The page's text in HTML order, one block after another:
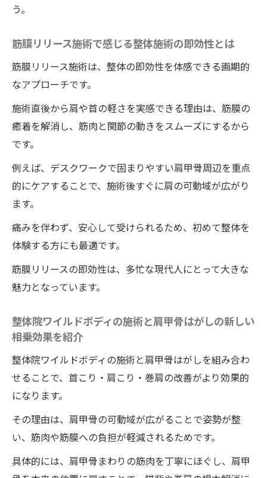
う。
筋膜リリース施術で感じる整体施術の即効性とは
筋膜リリース施術は、整体の即効性を体感できる画期的
なアプローチです。
施術直後から肩や首の軽さを実感できる理由は、筋膜の
癒着を解消し、筋肉と関節の動きをスムーズにするから
です。
例えば、デスクワークで固まりやすい肩甲骨周辺を重点
的にケアすることで、施術後すぐに肩の可動域が広がり
ます。
痛みを伴わず、安心して受けられるため、初めて整体を
体験する方にも最適です。
筋膜リリースの即効性は、多忙な現代人にとって大きな
魅力となっています。
整体院ワイルドボディの施術と肩甲骨はがしの新しい
相乗効果を紹介
整体院ワイルドボディの施術と肩甲骨はがしを組み合わ
せることで、首こり・肩こり・巻肩の改善がより効果的
になります。
その理由は、肩甲骨の可動域が広がることで姿勢が整
い、筋肉や筋膜への負担が軽減されるためです。
具体的には、肩甲骨まわりの筋肉を丁寧にほぐし、肩甲